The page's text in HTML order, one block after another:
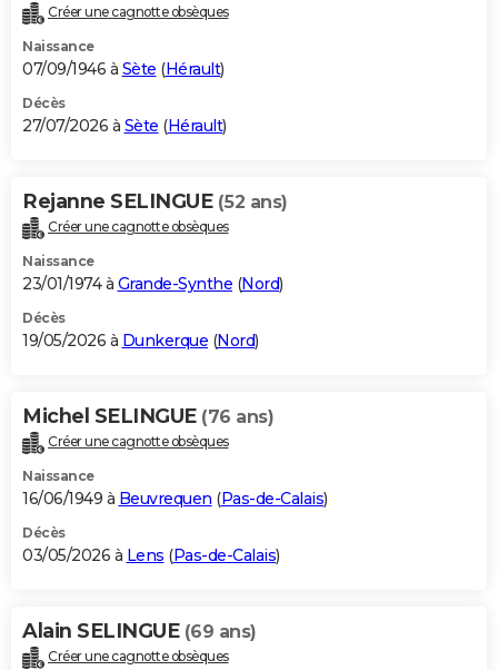
Destinations
City break
Voyage nature
Voyage de noces
Forum
Climat
+PHOTO
GUIDES D'ACHAT
BONS PLANS
Carte de Noël
Carte Bonne année
Carte Saint-Valentin
Carte Pâques
Carte d'anniversaire
DICTIONNAIRE
Dictionnaire
Biographies
Citations
Expressions
Proverbes
PROGRAMME TV
S'inscrire
Se connecter
Lycées
Collèges
Primaires
Universités
Entreprises
Service militaire
Avis de recherche
AVIS DE DÉCÈS
Bricolage
Lifestyle
Culture
Sport
Auto
Television
Voyage
Cinema
Créer une cagnotte obsèques
Naissance
07/09/1946 à Sète (Hérault)
Décès
27/07/2026 à Sète (Hérault)
Rejanne SELINGUE (52 ans)
Créer une cagnotte obsèques
Naissance
23/01/1974 à Grande-Synthe (Nord)
Décès
19/05/2026 à Dunkerque (Nord)
Michel SELINGUE (76 ans)
Créer une cagnotte obsèques
Naissance
16/06/1949 à Beuvrequen (Pas-de-Calais)
Décès
03/05/2026 à Lens (Pas-de-Calais)
Alain SELINGUE (69 ans)
Créer une cagnotte obsèques